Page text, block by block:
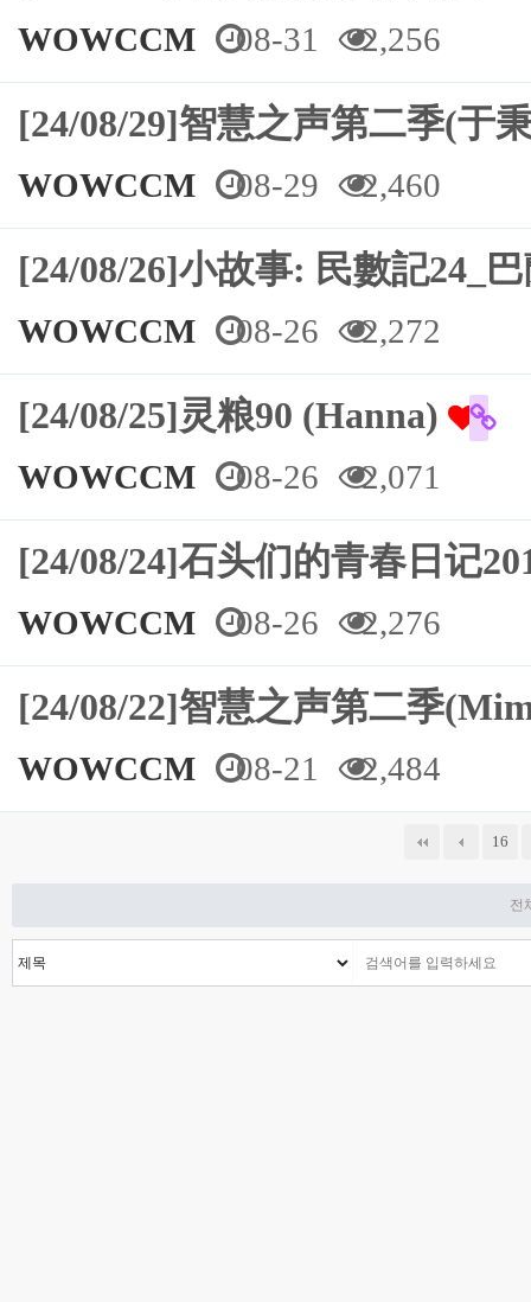
WOWCCM 08-31 2,256
[24/08/29]智慧之声第二季(于
WOWCCM 08-29 2,460
[24/08/26]⼩故事: 民數記24_
WOWCCM 08-26 2,272
[24/08/25]灵粮90 (Hanna)
WOWCCM 08-26 2,071
[24/08/24]石头们的青春日记
WOWCCM 08-26 2,276
[24/08/22]智慧之声第二季
WOWCCM 08-21 2,484
16
전